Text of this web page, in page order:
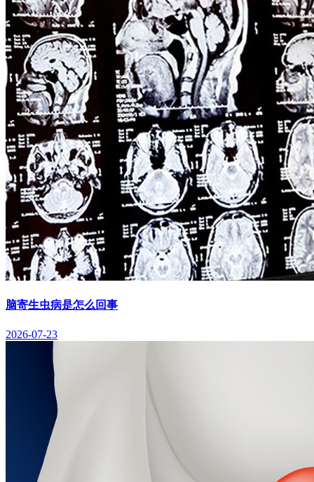
脑寄生虫病是怎么回事
2026-07-23